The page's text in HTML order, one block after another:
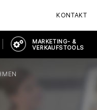
KONTAKT
MARKETING- &
VERKAUFSTOOLS